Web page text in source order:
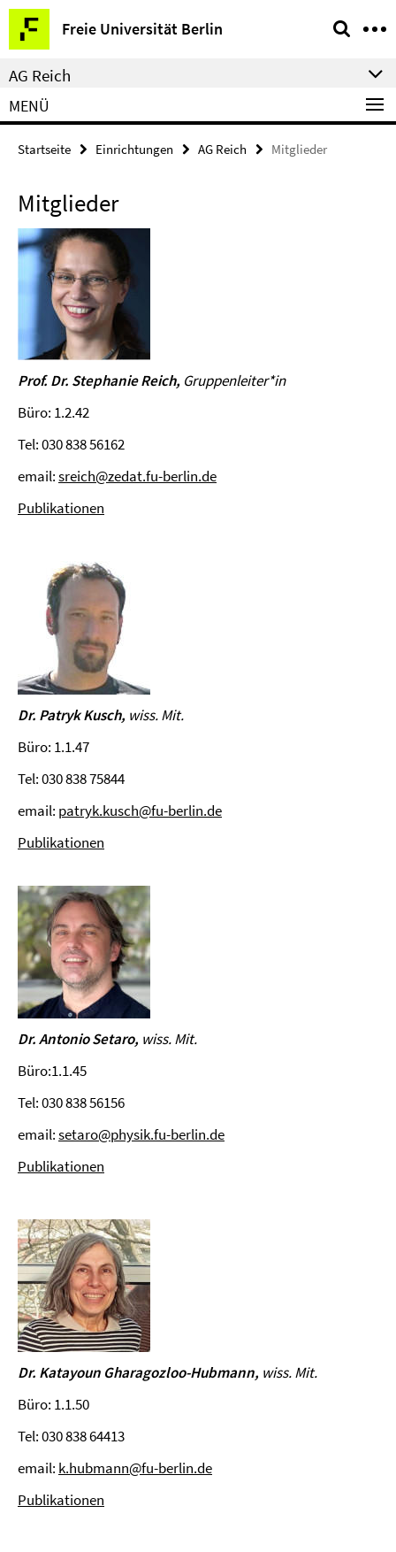
Springe
direkt
zu
Inhalt
Freie Universität Berlin
Service-
Navigation
AG Reich
MENÜ
Startseite Einrichtungen AG Reich Mitglieder
Mitglieder
Prof. Dr. Stephanie Reich, Gruppenleiter*in
Büro: 1.2.42
Tel: 030 838 56162
email:sreich@zedat.fu-berlin.de
Publikationen
Dr. Patryk Kusch, wiss. Mit.
Büro: 1.1.47
Tel: 030 838 75844
email: patryk.kusch@fu-berlin.de
Publikationen
Dr. Antonio Setaro, wiss. Mit.
Büro:1.1.45
Tel: 030 838 56156
email:setaro@physik.fu-berlin.de
Publikationen
Dr. Katayoun Gharagozloo-Hubmann, wiss. Mit.
Büro: 1.1.50
Tel: 030 838 64413
email: k.hubmann@fu-berlin.de
Publikationen